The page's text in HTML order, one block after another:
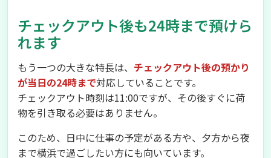
チェックアウト後も24時まで預けら
れます
もう一つの大きな特長は、 チェックアウト後の預かり
が当日の24時まで対応していることです。
チェックアウト時刻は11:00ですが、その後すぐに荷
物を引き取る必要はありません。
このため、日中に仕事の予定がある方や、夕方から夜
まで横浜で過ごしたい方にも向いています。